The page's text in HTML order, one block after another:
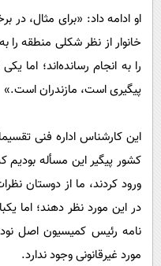
خانوار از نظر شکلی منطقه را
را به انجام رسانده‌اند؛ اما
پیگیری است، مازندران است.»
این کارشناس اداره فنی
کشور پیگیر این مسأله
ورود کردند، ما از دوستان
در این مورد نظر دهند؛ اما
نامه رئیس کمیسیون اصل نود
مورد غیرقانونی وجود ندارد.